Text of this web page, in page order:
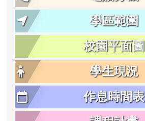
學區範圍
校園平面圖
學生現況
作息時間表